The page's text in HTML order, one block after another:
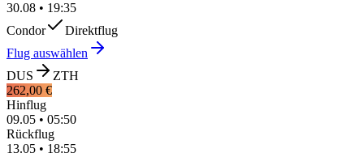
30.08 • 19:35
Condor
Direktflug
Flug auswählen
DUS
ZTH
262,00 €
Hinflug
09.05 • 05:50
Rückflug
13.05 • 18:55